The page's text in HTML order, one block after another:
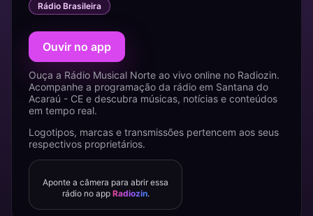
Rádio Brasileira
Ouvir no app
Ouça a Rádio Musical Norte ao vivo online no Radiozin.
Acompanhe a programação da rádio em Santana do
Acaraú - CE e descubra músicas, notícias e conteúdos
em tempo real.
Logotipos, marcas e transmissões pertencem aos seus
respectivos proprietários.
Aponte a câmera para abrir essa
rádio no app Radiozin.